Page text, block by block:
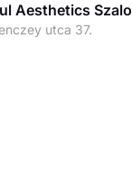
Aesthetics
utca 37.